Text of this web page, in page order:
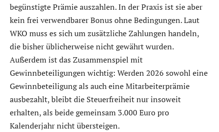
begünstigte Prämie auszahlen. In der Praxis ist sie aber
kein frei verwendbarer Bonus ohne Bedingungen. Laut
WKO muss es sich um zusätzliche Zahlungen handeln,
die bisher üblicherweise nicht gewährt wurden.
Außerdem ist das Zusammenspiel mit
Gewinnbeteiligungen wichtig: Werden 2026 sowohl eine
Gewinnbeteiligung als auch eine Mitarbeiterprämie
ausbezahlt, bleibt die Steuerfreiheit nur insoweit
erhalten, als beide gemeinsam 3.000 Euro pro
Kalenderjahr nicht übersteigen.